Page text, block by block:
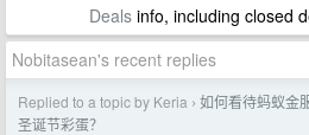
Dealsinfo, including closed
Nobitasean's recent replies
Replied to a topic by Keria › 如何看待蚂蚁金
圣诞节彩蛋？